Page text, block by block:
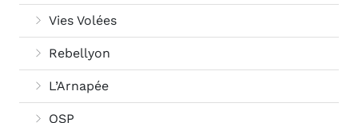
Vies Volées
Rebellyon
L’Arnapée
QSP